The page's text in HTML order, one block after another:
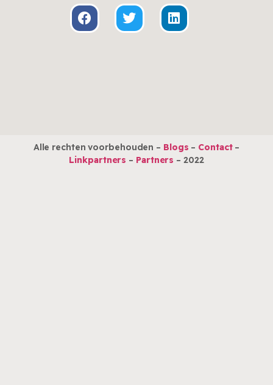
Alle rechten voorbehouden – Blogs – Contact –
Linkpartners – Partners – 2022